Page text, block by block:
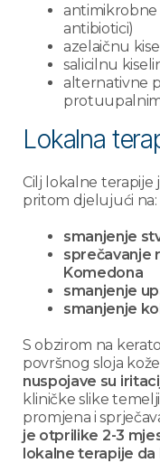
antimikrobne
antibiotici)
azelaičnu
salicilnu
alternativne
Lokalna
Cilj lokalne terapije
pritom djelujući na:
smanjenje
sprečavanje
Komedona
smanjenje
smanjenje
S obzirom na
površnog sloja
nuspojave su
kliničke slike
promjena i
je otprilike 2-3
lokalne terapije da